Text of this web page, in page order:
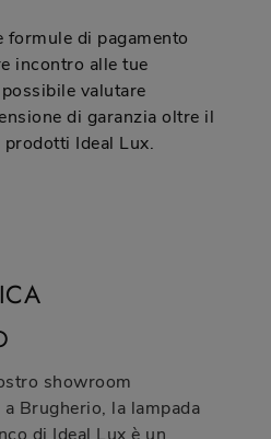
di pagamento
incontro alle tue
valutare
di garanzia oltre il
Ideal Lux.
showroom
Brugherio, la lampada